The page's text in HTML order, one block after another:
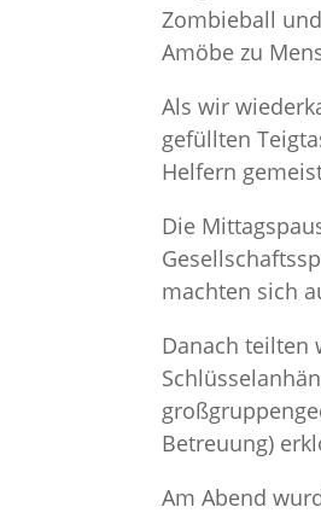
Zombieball
Amöbe zu
Als wir
gefüllten
Helfern
Die
machten sich
Danach teilten
Betreuung)
Am Abend